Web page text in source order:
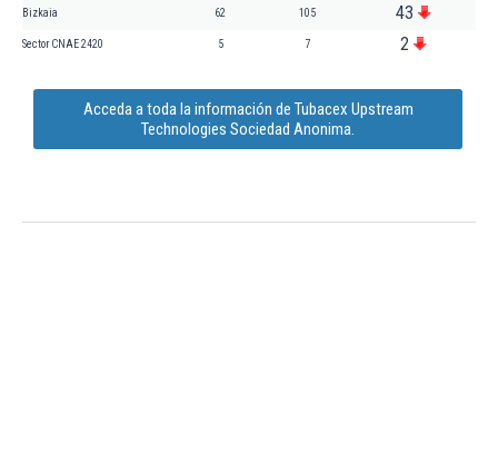
Bizkaia 62 105 43
Sector CNAE 2420 5 7 2
Acceda a toda la información de Tubacex Upstream
Technologies Sociedad Anonima.